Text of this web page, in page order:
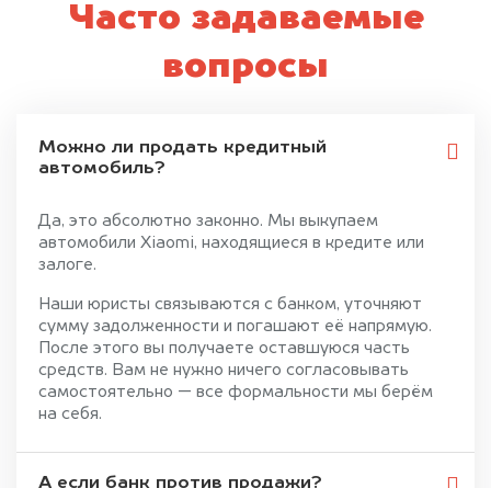
Часто задаваемые
вопросы
Можно ли продать кредитный
автомобиль?
Да, это абсолютно законно. Мы выкупаем
автомобили Xiaomi, находящиеся в кредите или
залоге.
Наши юристы связываются с банком, уточняют
сумму задолженности и погашают её напрямую.
После этого вы получаете оставшуюся часть
средств. Вам не нужно ничего согласовывать
самостоятельно — все формальности мы берём
на себя.
А если банк против продажи?